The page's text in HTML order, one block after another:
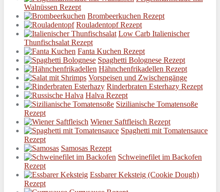
Walnüssen Rezept
Brombeerkuchen Rezept
Rouladentopf Rezept
Low Carb Italienischer
Thunfischsalat Rezept
Fanta Kuchen Rezept
Spaghetti Bolognese Rezept
Hähnchenfrikadellen Rezept
Vorspeisen und Zwischengänge
Rinderbraten Esterhazy Rezept
Halva Rezept
Sizilianische Tomatensoße
Rezept
Wiener Saftfleisch Rezept
Spaghetti mit Tomatensauce
Rezept
Samosas Rezept
Schweinefilet im Backofen
Rezept
Essbarer Keksteig (Cookie Dough)
Rezept